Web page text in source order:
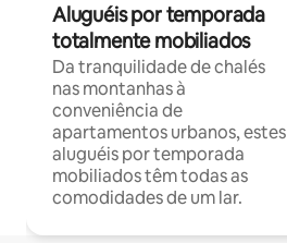
Aluguéis por temporada
totalmente mobiliados
Da tranquilidade de chalés
nas montanhas à
conveniência de
apartamentos urbanos, estes
aluguéis por temporada
mobiliados têm todas as
comodidades de um lar.